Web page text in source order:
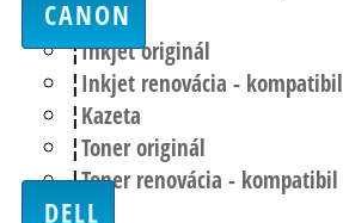
CANON
Inkjet originál
Inkjet renovácia - kompatibil
Kazeta
Toner originál
Toner renovácia - kompatibil
DELL